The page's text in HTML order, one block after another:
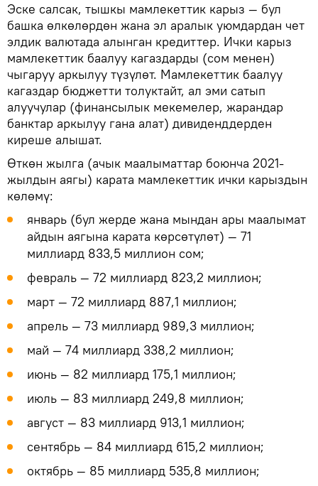
Эске салсак, тышкы мамлекеттик карыз — бул
башка өлкөлөрдөн жана эл аралык уюмдардан чет
элдик валютада алынган кредиттер. Ички карыз
мамлекеттик баалуу кагаздарды (сом менен)
чыгаруу аркылуу түзүлөт. Мамлекеттик баалуу
кагаздар бюджетти толуктайт, ал эми сатып
алуучулар (финансылык мекемелер, жарандар
банктар аркылуу гана алат) дивиденддерден
киреше алышат.
Өткөн жылга (ачык маалыматтар боюнча 2021-
жылдын аягы) карата мамлекеттик ички карыздын
көлөмү:
январь (бул жерде жана мындан ары маалымат
айдын аягына карата көрсөтүлөт) — 71
миллиард 833,5 миллион сом;
февраль — 72 миллиард 823,2 миллион;
март — 72 миллиард 887,1 миллион;
апрель — 73 миллиард 989,3 миллион;
май — 74 миллиард 338,2 миллион;
июнь — 82 миллиард 175,1 миллион;
июль — 83 миллиард 249,8 миллион;
август — 83 миллиард 913,1 миллион;
сентябрь — 84 миллиард 615,2 миллион;
октябрь — 85 миллиард 535,8 миллион;